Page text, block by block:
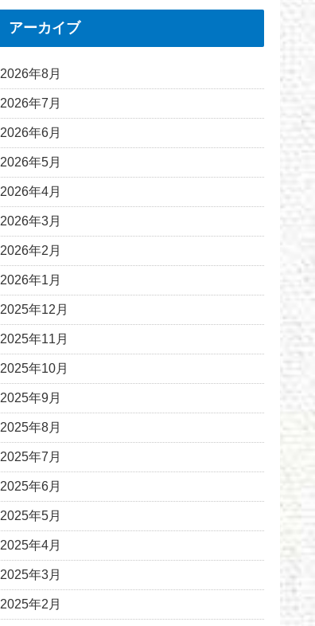
アーカイブ
2026年8月
2026年7月
2026年6月
2026年5月
2026年4月
2026年3月
2026年2月
2026年1月
2025年12月
2025年11月
2025年10月
2025年9月
2025年8月
2025年7月
2025年6月
2025年5月
2025年4月
2025年3月
2025年2月